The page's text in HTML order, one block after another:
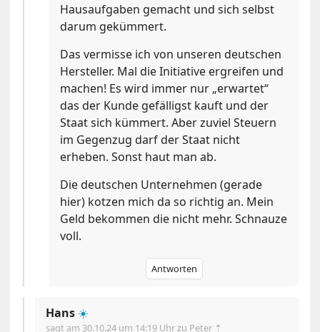
Hausaufgaben gemacht und sich selbst
darum gekümmert.
Das vermisse ich von unseren deutschen
Hersteller. Mal die Initiative ergreifen und
machen! Es wird immer nur „erwartet“
das der Kunde gefälligst kauft und der
Staat sich kümmert. Aber zuviel Steuern
im Gegenzug darf der Staat nicht
erheben. Sonst haut man ab.
Die deutschen Unternehmen (gerade
hier) kotzen mich da so richtig an. Mein
Geld bekommen die nicht mehr. Schnauze
voll.
Antworten
Hans ☀️
sagt am 30.10.24 um 14:19 Uhrzu Peter ⇡